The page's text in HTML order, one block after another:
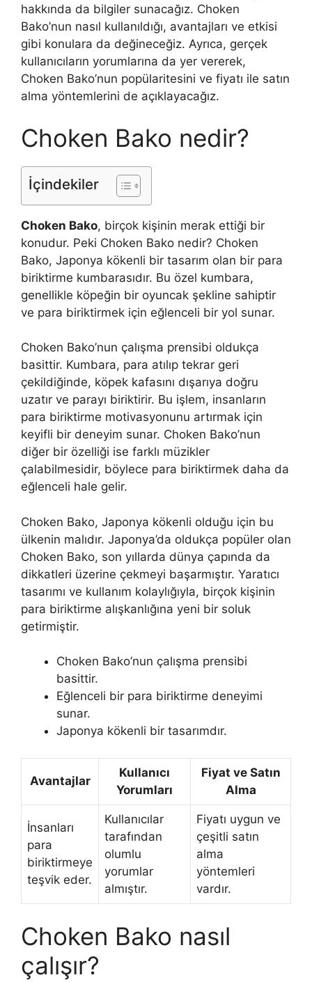
hakkında da bilgiler sunacağız. Choken
Bako’nun nasıl kullanıldığı, avantajları ve etkisi
gibi konulara da değineceğiz. Ayrıca, gerçek
kullanıcıların yorumlarına da yer vererek,
Choken Bako’nun popülaritesini ve fiyatı ile satın
alma yöntemlerini de açıklayacağız.
Choken Bako nedir?
İçindekiler
Choken Bako, birçok kişinin merak ettiği bir
konudur. Peki Choken Bako nedir? Choken
Bako, Japonya kökenli bir tasarım olan bir para
biriktirme kumbarasıdır. Bu özel kumbara,
genellikle köpeğin bir oyuncak şekline sahiptir
ve para biriktirmek için eğlenceli bir yol sunar.
Choken Bako’nun çalışma prensibi oldukça
basittir. Kumbara, para atılıp tekrar geri
çekildiğinde, köpek kafasını dışarıya doğru
uzatır ve parayı biriktirir. Bu işlem, insanların
para biriktirme motivasyonunu artırmak için
keyifli bir deneyim sunar. Choken Bako’nun
diğer bir özelliği ise farklı müzikler
çalabilmesidir, böylece para biriktirmek daha da
eğlenceli hale gelir.
Choken Bako, Japonya kökenli olduğu için bu
ülkenin malıdır. Japonya’da oldukça popüler olan
Choken Bako, son yıllarda dünya çapında da
dikkatleri üzerine çekmeyi başarmıştır. Yaratıcı
tasarımı ve kullanım kolaylığıyla, birçok kişinin
para biriktirme alışkanlığına yeni bir soluk
getirmiştir.
Choken Bako’nun çalışma prensibi
basittir.
Eğlenceli bir para biriktirme deneyimi
sunar.
Japonya kökenli bir tasarımdır.
Avantajlar
Kullanıcı
Yorumları
Fiyat ve Satın
Alma
İnsanları
para
biriktirmeye
teşvik eder.
Kullanıcılar
tarafından
olumlu
yorumlar
almıştır.
Fiyatı uygun ve
çeşitli satın
alma
yöntemleri
vardır.
Choken Bako nasıl
çalışır?